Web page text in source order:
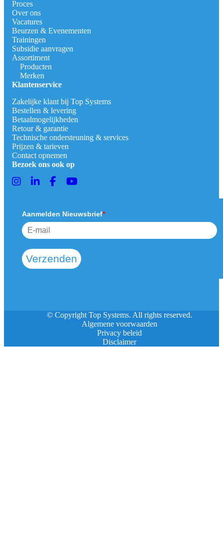
Proces
Over ons
Vacatures
Beurzen & Evenementen
Trainingen
Subsidie aanvragen
Assortiment
Producten
Merken
Klantenservice
Zakelijke klant bij Top Systems
Bestellen & levering
Betaalmogelijkheden
Retour & garantie
Technische ondersteuning & services
Prijzen & tarieven
Contact opnemen
Bezoek ons ook op
Aanmelden Nieuwsbrief*
Verzenden
© Copyright Top Systems. All rights reserved.
Algemene voorwaarden
Privacy beleid
Disclaimer